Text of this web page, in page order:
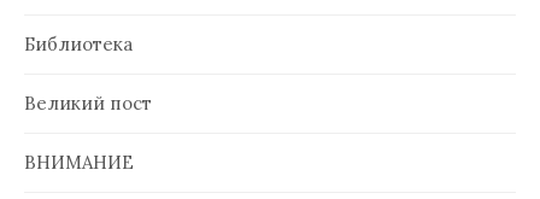
Библиотека
Великий пост
ВНИМАНИЕ